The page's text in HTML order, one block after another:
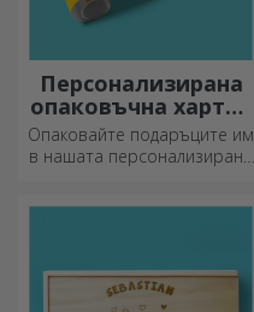
Персонализирана
опаковъчна хартия
за подаръци
Опаковайте подаръците им
в нашата персонализирана